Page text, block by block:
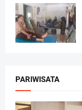
PARIWISATA